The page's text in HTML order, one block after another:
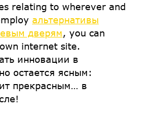
relating to wherever and
альтернативы
дверям, you can
internet site.
инновации в
остается ясным:
прекрасным… в